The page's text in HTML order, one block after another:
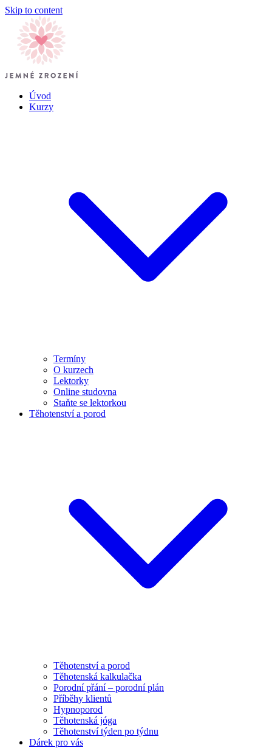
Skip to content
Úvod
Kurzy
Termíny
O kurzech
Lektorky
Online studovna
Staňte se lektorkou
Těhotenství a porod
Těhotenství a porod
Těhotenská kalkulačka
Porodní přání – porodní plán
Příběhy klientů
Hypnoporod
Těhotenská jóga
Těhotenství týden po týdnu
Dárek pro vás